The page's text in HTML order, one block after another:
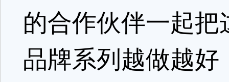
的合作伙伴一起
品牌系列越做越